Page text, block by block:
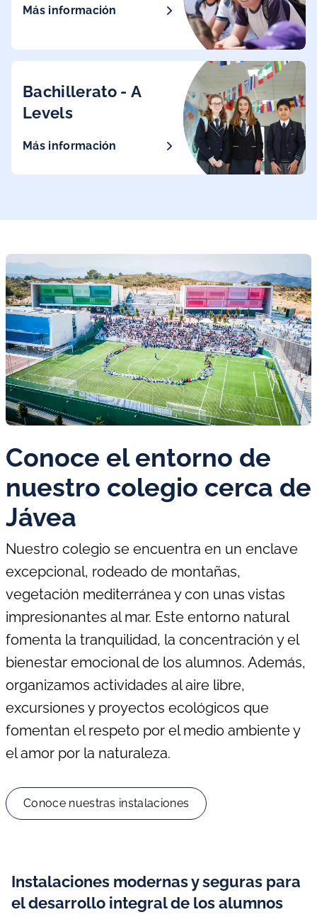
Más información
Bachillerato - A
Levels
Más información
Conoce el entorno de
nuestro colegio cerca de
Jávea
Nuestro colegio se encuentra en un enclave
excepcional, rodeado de montañas,
vegetación mediterránea y con unas vistas
impresionantes al mar. Este entorno natural
fomenta la tranquilidad, la concentración y el
bienestar emocional de los alumnos. Además,
organizamos actividades al aire libre,
excursiones y proyectos ecológicos que
fomentan el respeto por el medio ambiente y
el amor por la naturaleza.
Conoce nuestras instalaciones
Instalaciones modernas y seguras para
el desarrollo integral de los alumnos